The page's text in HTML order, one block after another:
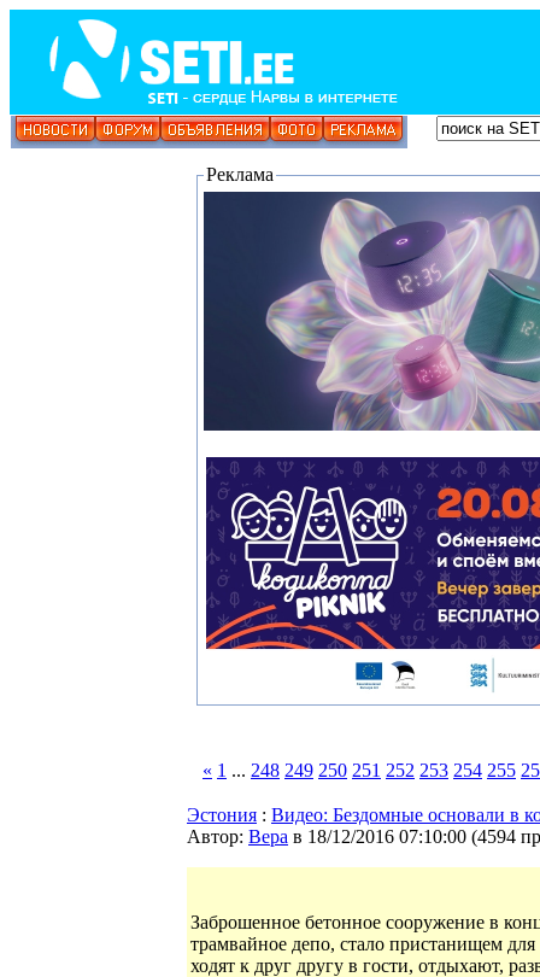
Реклама
« 1 ... 248 249 250 251 252 253 254 255
Эстония : Видео: Бездомные основали в
Автор: Bepa в 18/12/2016 07:10:00 (4594
Заброшенное бетонное сооружение в
трамвайное депо, стало пристанищем
ходят к друг другу в гости, отдыхают,